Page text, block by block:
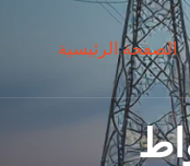
الصفحة الرئيسية